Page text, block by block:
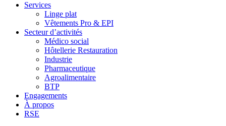
Services
Linge plat
Vêtements Pro & EPI
Secteur d’activités
Médico social
Hôtellerie Restauration
Industrie
Pharmaceutique
Agroalimentaire
BTP
Engagements
À propos
RSE